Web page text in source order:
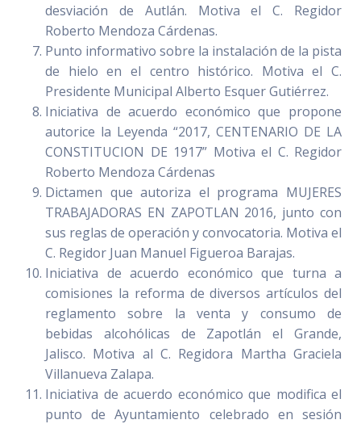
desviación de Autlán. Motiva el C. Regidor
Roberto Mendoza Cárdenas.
Punto informativo sobre la instalación de la pista
de hielo en el centro histórico. Motiva el C.
Presidente Municipal Alberto Esquer Gutiérrez.
Iniciativa de acuerdo económico que propone
autorice la Leyenda “2017, CENTENARIO DE LA
CONSTITUCION DE 1917” Motiva el C. Regidor
Roberto Mendoza Cárdenas
Dictamen que autoriza el programa MUJERES
TRABAJADORAS EN ZAPOTLAN 2016, junto con
sus reglas de operación y convocatoria. Motiva el
C. Regidor Juan Manuel Figueroa Barajas.
Iniciativa de acuerdo económico que turna a
comisiones la reforma de diversos artículos del
reglamento sobre la venta y consumo de
bebidas alcohólicas de Zapotlán el Grande,
Jalisco. Motiva al C. Regidora Martha Graciela
Villanueva Zalapa.
Iniciativa de acuerdo económico que modifica el
punto de Ayuntamiento celebrado en sesión